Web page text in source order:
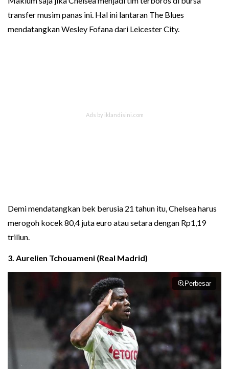
transfer musim panas ini. Hal ini lantaran The Blues
mendatangkan Wesley Fofana dari Leicester City.
Demi mendatangkan bek berusia 21 tahun itu, Chelsea harus
merogoh kocek 80,4 juta euro atau setara dengan Rp1,19
triliun.
3. Aurelien Tchouameni (Real Madrid)
Perbesar